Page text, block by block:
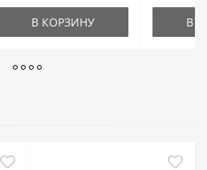
В КОРЗИНУ НЕТ В